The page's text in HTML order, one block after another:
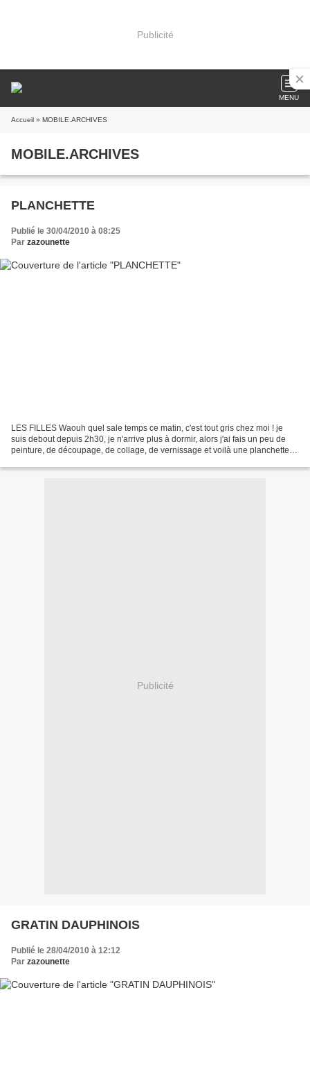
Publicité
MENU
Accueil » MOBILE.ARCHIVES
MOBILE.ARCHIVES
PLANCHETTE
Publié le 30/04/2010 à 08:25
Par zazounette
LES FILLES Waouh quel sale temps ce matin, c'est tout gris chez moi ! je
suis debout depuis 2h30, je n'arrive plus à dormir, alors j'ai fais un peu de
peinture, de découpage, de collage, de vernissage et voilà une planchette
Publicité
GRATIN DAUPHINOIS
Publié le 28/04/2010 à 12:12
Par zazounette